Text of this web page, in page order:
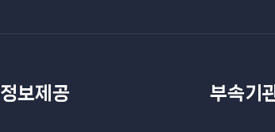
정보제공 부속기